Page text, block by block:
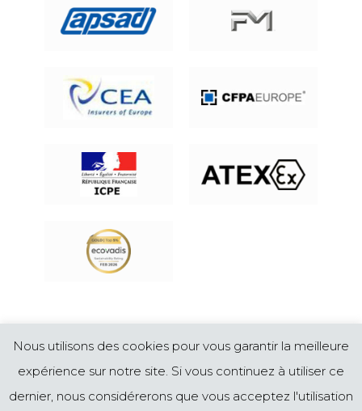
ingenierie de la protection incendie, maîtrise des
en France et à l'international
Mentions légales
Nous utilisons des cookies pour vous garantir la meilleure
expérience sur notre site. Si vous continuez à utiliser ce
dernier, nous considérerons que vous acceptez l'utilisation